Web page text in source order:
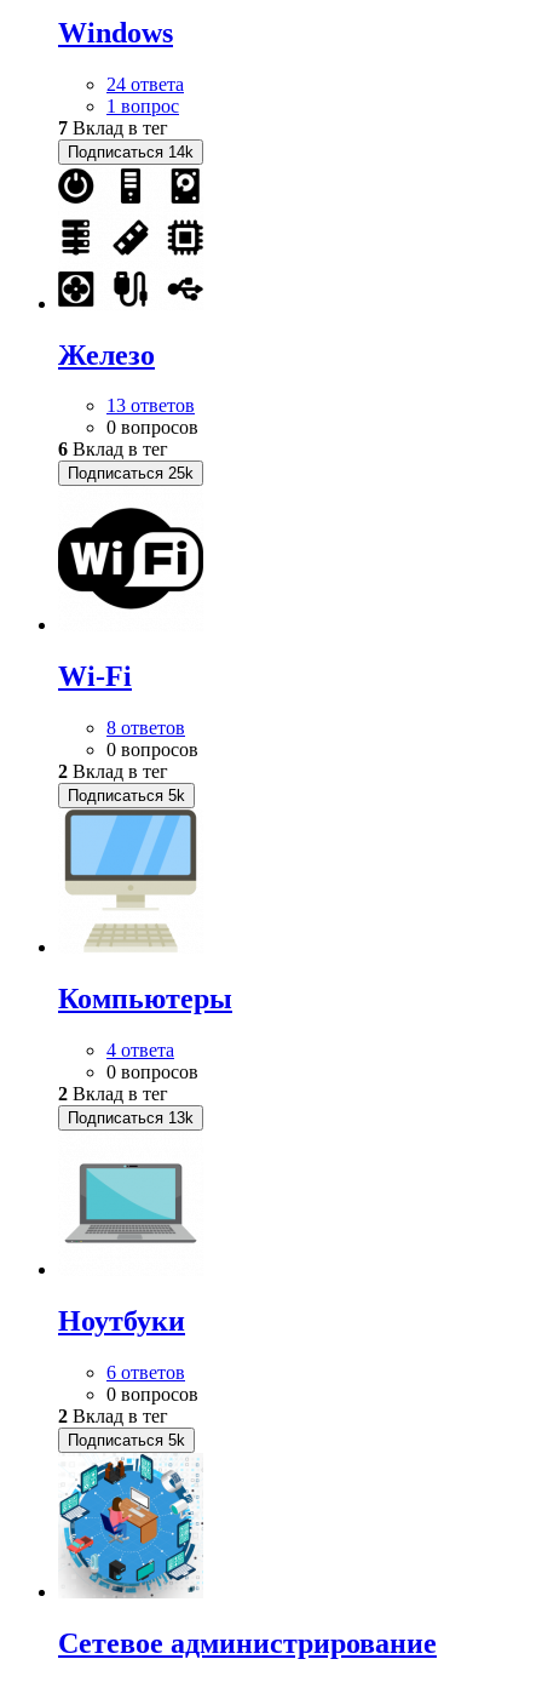
Windows
24 ответа
1 вопрос
7 Вклад в тег
Подписаться 14k
Железо
13 ответов
0 вопросов
6 Вклад в тег
Подписаться 25k
Wi-Fi
8 ответов
0 вопросов
2 Вклад в тег
Подписаться 5k
Компьютеры
4 ответа
0 вопросов
2 Вклад в тег
Подписаться 13k
Ноутбуки
6 ответов
0 вопросов
2 Вклад в тег
Подписаться 5k
Сетевое администрирование